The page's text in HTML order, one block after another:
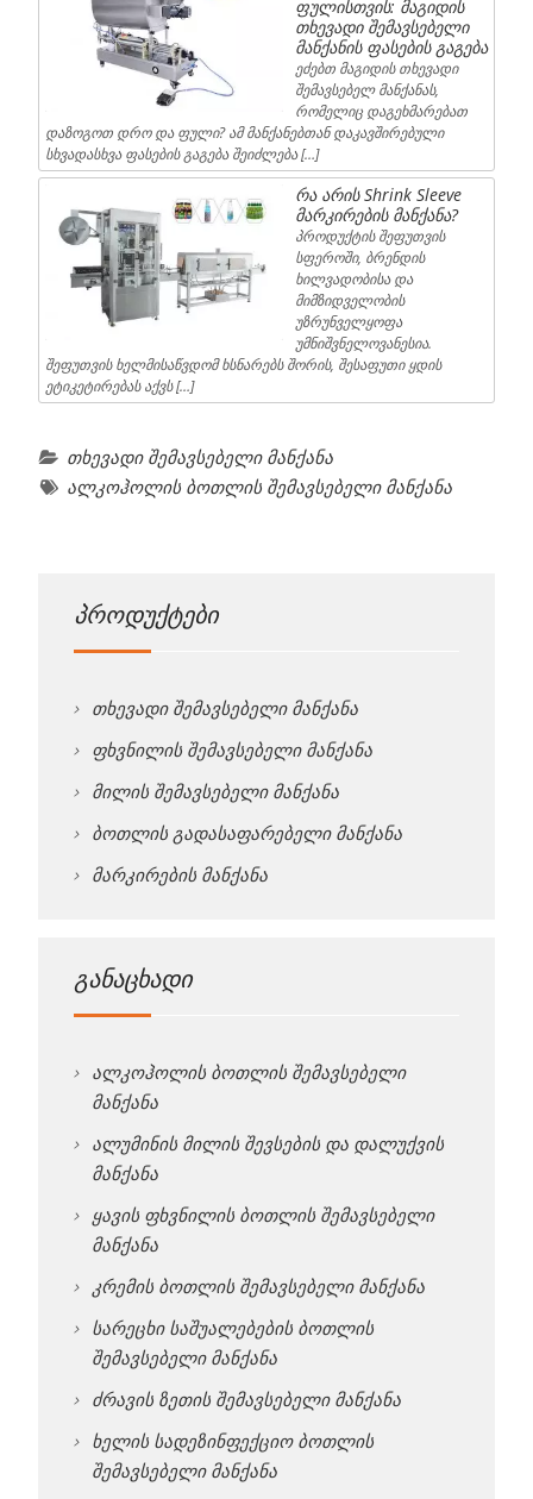
ფულისთვის: მაგიდის
თხევადი შემავსებელი
მანქანის ფასების გაგება
ეძებთ მაგიდის თხევადი
შემავსებელ მანქანას,
რომელიც დაგეხმარებათ
დაზოგოთ დრო და ფული? ამ მანქანებთან დაკავშირებული
სხვადასხვა ფასების გაგება შეიძლება […]
რა არის Shrink Sleeve
მარკირების მანქანა?
პროდუქტის შეფუთვის
სფეროში, ბრენდის
ხილვადობისა და
მიმზიდველობის
უზრუნველყოფა
უმნიშვნელოვანესია.
შეფუთვის ხელმისაწვდომ ხსნარებს შორის, შესაფუთი ყდის
ეტიკეტირებას აქვს […]
თხევადი შემავსებელი მანქანა
ალკოჰოლის ბოთლის შემავსებელი მანქანა
პროდუქტები
თხევადი შემავსებელი მანქანა
ფხვნილის შემავსებელი მანქანა
მილის შემავსებელი მანქანა
ბოთლის გადასაფარებელი მანქანა
მარკირების მანქანა
განაცხადი
ალკოჰოლის ბოთლის შემავსებელი
მანქანა
ალუმინის მილის შევსების და დალუქვის
მანქანა
ყავის ფხვნილის ბოთლის შემავსებელი
მანქანა
კრემის ბოთლის შემავსებელი მანქანა
სარეცხი საშუალებების ბოთლის
შემავსებელი მანქანა
ძრავის ზეთის შემავსებელი მანქანა
ხელის სადეზინფექციო ბოთლის
შემავსებელი მანქანა